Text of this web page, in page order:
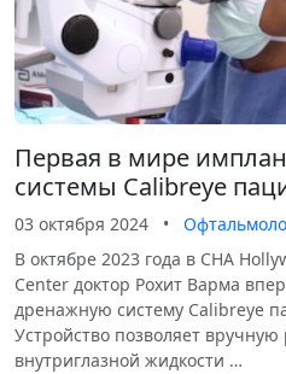
Первая в мире
системы Calibreye
03 октября 2024 •
В октябре 2023 года в CHA
Center доктор Рохит Варма
дренажную систему Calibreye
Устройство позволяет вручную
внутриглазной жидкости …